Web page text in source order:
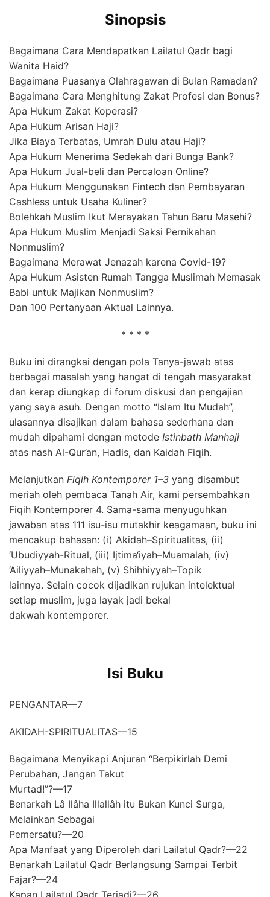
Sinopsis
Bagaimana Cara Mendapatkan Lailatul Qadr bagi
Wanita Haid?
Bagaimana Puasanya Olahragawan di Bulan Ramadan?
Bagaimana Cara Menghitung Zakat Profesi dan Bonus?
Apa Hukum Zakat Koperasi?
Apa Hukum Arisan Haji?
Jika Biaya Terbatas, Umrah Dulu atau Haji?
Apa Hukum Menerima Sedekah dari Bunga Bank?
Apa Hukum Jual-beli dan Percaloan Online?
Apa Hukum Menggunakan Fintech dan Pembayaran
Cashless untuk Usaha Kuliner?
Bolehkah Muslim Ikut Merayakan Tahun Baru Masehi?
Apa Hukum Muslim Menjadi Saksi Pernikahan
Nonmuslim?
Bagaimana Merawat Jenazah karena Covid-19?
Apa Hukum Asisten Rumah Tangga Muslimah Memasak
Babi untuk Majikan Nonmuslim?
Dan 100 Pertanyaan Aktual Lainnya.
* * * *
Buku ini dirangkai dengan pola Tanya-jawab atas
berbagai masalah yang hangat di tengah masyarakat
dan kerap diungkap di forum diskusi dan pengajian
yang saya asuh. Dengan motto “Islam Itu Mudah”,
ulasannya disajikan dalam bahasa sederhana dan
mudah dipahami dengan metode Istinbath Manhaji
atas nash Al-Qur’an, Hadis, dan Kaidah Fiqih.
Melanjutkan Fiqih Kontemporer 1–3 yang disambut
meriah oleh pembaca Tanah Air, kami persembahkan
Fiqih Kontemporer 4. Sama-sama menyuguhkan
jawaban atas 111 isu-isu mutakhir keagamaan, buku ini
mencakup bahasan: (i) Akidah–Spiritualitas, (ii)
‘Ubudiyyah-Ritual, (iii) Ijtima‘iyah–Muamalah, (iv)
‘Ailiyyah–Munakahah, (v) Shihhiyyah–Topik
lainnya. Selain cocok dijadikan rujukan intelektual
setiap muslim, juga layak jadi bekal
dakwah kontemporer.
Isi Buku
PENGANTAR—7
AKIDAH-SPIRITUALITAS—15
Bagaimana Menyikapi Anjuran “Berpikirlah Demi
Perubahan, Jangan Takut
Murtad!”?—17
Benarkah Lâ Ilâha Illallâh itu Bukan Kunci Surga,
Melainkan Sebagai
Pemersatu?—20
Apa Manfaat yang Diperoleh dari Lailatul Qadr?—22
Benarkah Lailatul Qadr Berlangsung Sampai Terbit
Fajar?—24
Kapan Lailatul Qadr Terjadi?—26